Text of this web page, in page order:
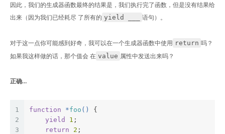
因此，我们的生成器函数最终的结果是，我们执行完了函数，但是没有结果给
出来（因为我们已经耗尽 了所有的 yield ___ 语句）。
对于这一点你可能感到好奇，我可以在一个生成器函数中使用 return 吗？
如果我这样做的话，那个值会 在 value 属性中发送出来吗？
正确…
1
2
3
function *foo ( ) {
yield
1 ;
return
2 ;